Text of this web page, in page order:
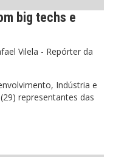
big techs e
Vilela - Repórter da
Indústria e
representantes das